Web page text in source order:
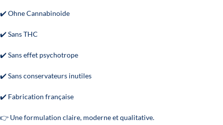
✔️ Ohne Cannabinoide
✔️ Sans THC
✔️ Sans effet psychotrope
✔️ Sans conservateurs inutiles
✔️ Fabrication française
👉 Une formulation claire, moderne et qualitative.